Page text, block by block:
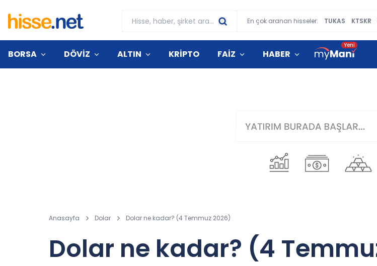
En çok aranan hisseler: TUKAS KTSKR
BORSA DÖVİZ ALTIN KRİPTO FAİZ HABER
Anasayfa Dolar Dolar ne kadar? (4 Temmuz 2026)
Dolar ne kadar? (4